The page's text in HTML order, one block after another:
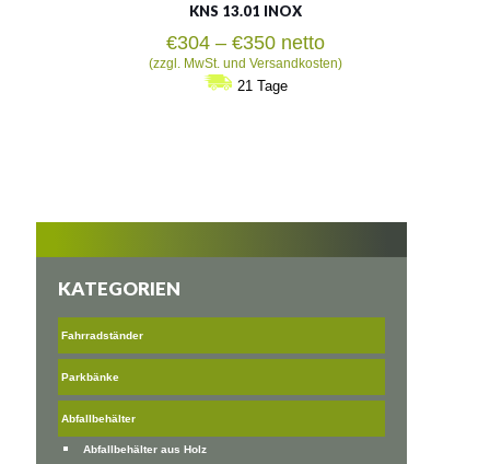
KNS 13.01 INOX
€304 – €350Preisspanne:
€304
bis
netto
(zzgl. MwSt. und Versandkosten)
21 Tage
KATEGORIEN
Fahrradständer
Parkbänke
Abfallbehälter
Abfallbehälter aus Holz